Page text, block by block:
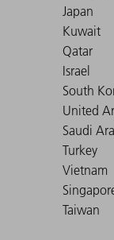
Japan
Kuwait
Qatar
Israel
South
United
Saudi
Turkey
Vietnam
Taiwan